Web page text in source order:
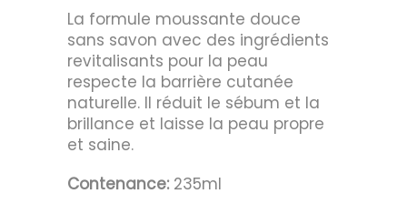
La formule moussante douce
sans savon avec des ingrédients
revitalisants pour la peau
respecte la barrière cutanée
naturelle. Il réduit le sébum et la
brillance et laisse la peau propre
et saine.
Contenance:235ml